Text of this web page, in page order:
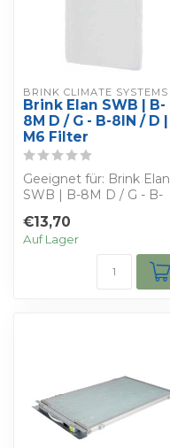
BRINK CLIMATE SYSTEMS
Brink Elan SWB | B-
8M D / G - B-8IN / D |
M6 Filter
Geeignet für: Brink Elan
SWB | B-8M D / G - B-
Ihren eige...
€13,70
Auf Lager